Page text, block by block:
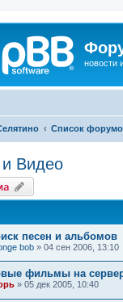
новости
Список
Видео
песен и альбомов
bob » 04 сен 2006, 13:10
фильмы на
» 05 дек 2005, 10:40